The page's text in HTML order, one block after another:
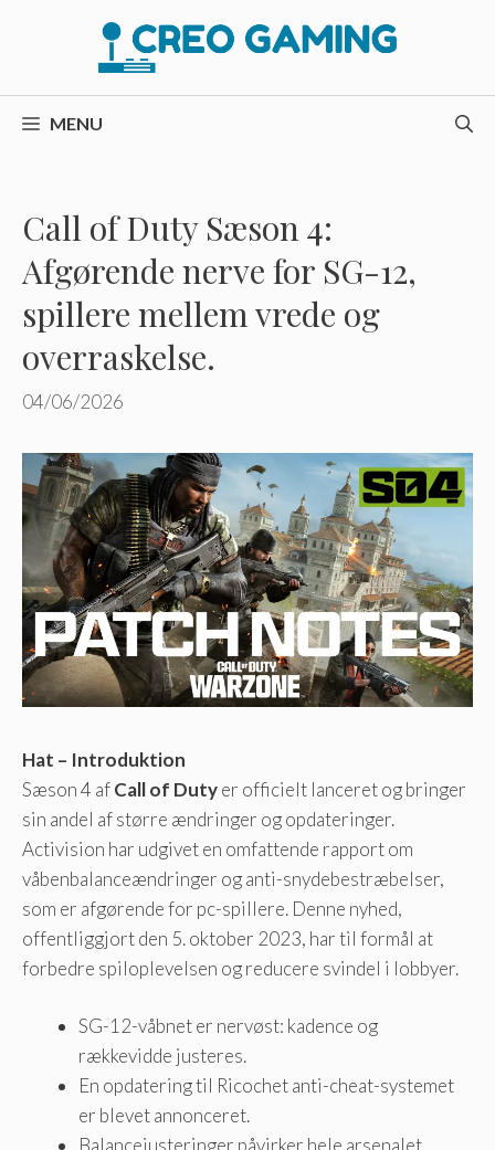
MENU
Call of Duty Sæson 4:
Afgørende nerve for SG-12,
spillere mellem vrede og
overraskelse.
04/06/2026
Hat – Introduktion
Sæson 4 afCall of Dutyer officielt lanceret og bringer
sin andel af større ændringer og opdateringer.
Activision har udgivet en omfattende rapport om
våbenbalanceændringer og anti-snydebestræbelser,
som er afgørende for pc-spillere. Denne nyhed,
offentliggjort den 5. oktober 2023, har til formål at
forbedre spiloplevelsen og reducere svindel i lobbyer.
SG-12-våbnet er nervøst: kadence og
rækkevidde justeres.
En opdatering til Ricochet anti-cheat-systemet
er blevet annonceret.
Balancejusteringer påvirker hele arsenalet.